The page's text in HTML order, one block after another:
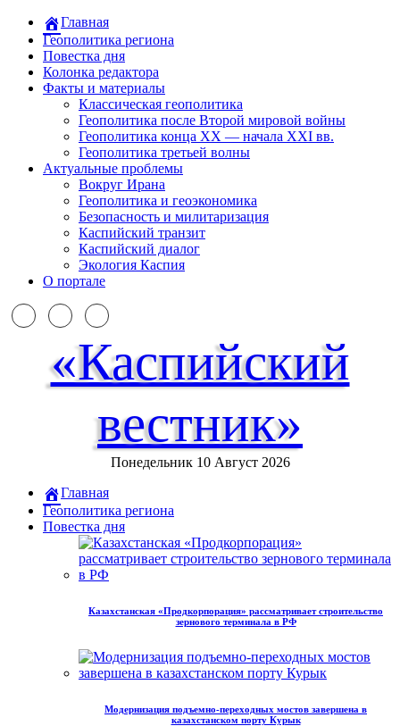
Главная
Геополитика региона
Повестка дня
Колонка редактора
Факты и материалы
Классическая геополитика
Геополитика после Второй мировой войны
Геополитика конца XX — начала XXI вв.
Геополитика третьей волны
Актуальные проблемы
Вокруг Ирана
Геополитика и геоэкономика
Безопасность и милитаризация
Каспийский транзит
Каспийский диалог
Экология Каспия
О портале
«Каспийский
вестник»
Понедельник 10 Август 2026
Главная
Геополитика региона
Повестка дня
Казахстанская «Продкорпорация» рассматривает строительство
зернового терминала в РФ
Модернизация подъемно-переходных мостов завершена в
казахстанском порту Курык